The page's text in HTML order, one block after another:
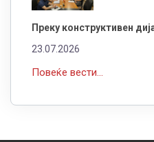
Преку конструктивен
23.07.2026
Повеќе вести...